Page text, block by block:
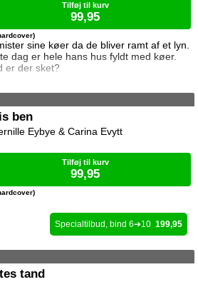
sine køer da de bliver ramt af et lyn.
dag er hele hans hus fyldt med køer.
er der sket?
Tilføj til kurv
99,95
ben
Eybye & Carina Evytt
Tilføj til kurv
99,95
6 10 199,95
tand